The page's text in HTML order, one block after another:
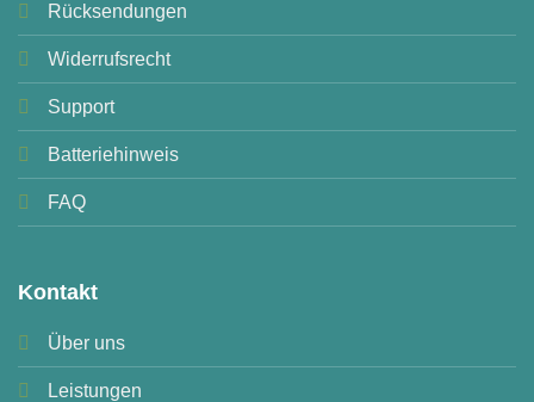
Rücksendungen
Widerrufsrecht
Support
Batteriehinweis
FAQ
Kontakt
Über uns
Leistungen